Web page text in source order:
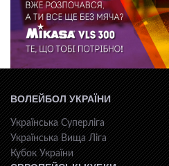
ВОЛЕЙБОЛ УКРАЇНИ
Українська Суперліга
Українська Вища Ліга
Кубок України